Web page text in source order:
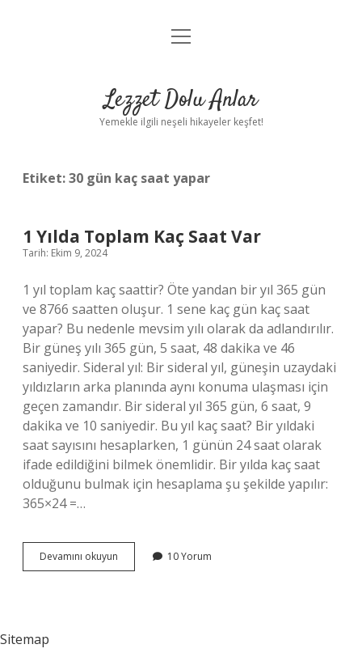
Anasayfa
Yasal Uyarı
menüyü
Lezzet Dolu Anlar
Yemekle ilgili neşeli hikayeler keşfet!
Etiket:30 gün kaç saat yapar
1 Yılda Toplam Kaç Saat Var
Tarih: Ekim 9, 2024
1 yıl toplam kaç saattir? Öte yandan bir yıl 365 gün
ve 8766 saatten oluşur. 1 sene kaç gün kaç saat
yapar? Bu nedenle mevsim yılı olarak da adlandırılır.
Bir güneş yılı 365 gün, 5 saat, 48 dakika ve 46
saniyedir. Sideral yıl: Bir sideral yıl, güneşin uzaydaki
yıldızların arka planında aynı konuma ulaşması için
geçen zamandır. Bir sideral yıl 365 gün, 6 saat, 9
dakika ve 10 saniyedir. Bu yıl kaç saat? Bir yıldaki
saat sayısını hesaplarken, 1 günün 24 saat olarak
ifade edildiğini bilmek önemlidir. Bir yılda kaç saat
olduğunu bulmak için hesaplama şu şekilde yapılır:
365×24 =…
Devamını okuyun
Yılda
10 Yorum
Sitemap